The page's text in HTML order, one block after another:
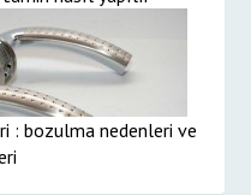
: bozulma nedenleri ve